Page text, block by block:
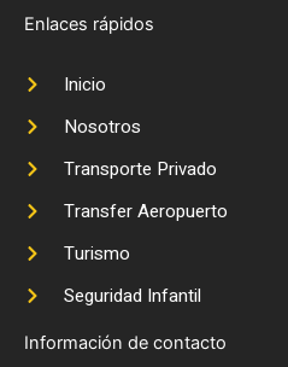
e
t
a
Enlaces rápidos
Inicio
Nosotros
Transporte Privado
Transfer Aeropuerto
Turismo
Seguridad Infantil
Información de contacto